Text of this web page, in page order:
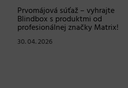
Prvomájová súťaž – vyhrajte
Blindbox s produktmi od
profesionálnej značky Matrix!
30. 04. 2026